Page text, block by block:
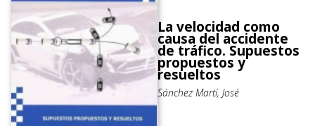
La velocidad como
causa del accidente
de tráfico. Supuestos
propuestos y
resueltos
Sánchez Martí, José